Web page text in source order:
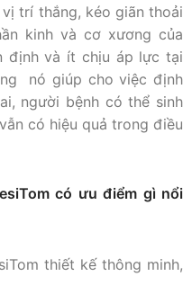
trí thắng, kéo giãn thoải
kinh và cơ xương của
định và ít chịu áp lực tại
nó giúp cho việc định
người bệnh có thể sinh
có hiệu quả trong điều
có ưu điểm gì nổi
thiết kế thông minh,